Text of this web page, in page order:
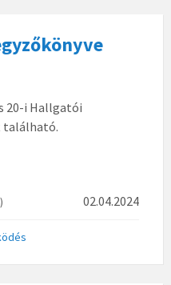
20-i Hallgatói
található.
02.04.2024